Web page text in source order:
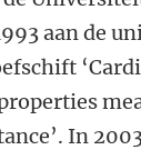
aan de
In